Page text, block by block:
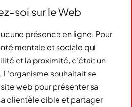
soi sur le Web
présence en ligne. Pour
mentale et sociale qui
et la proximité, c'était un
souhaitait se
web pour présenter sa
clientèle cible et partager